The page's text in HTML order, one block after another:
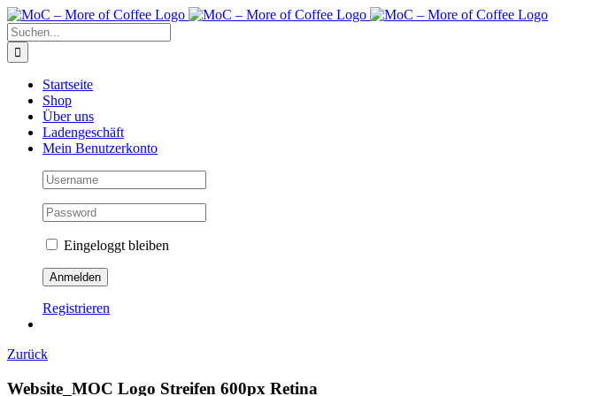
Zum
Inhalt
springen
Suche
nach:
Startseite
Shop
Über uns
Ladengeschäft
Mein Benutzerkonto
Eingeloggt bleiben
Registrieren
Zurück
Website_MOC Logo Streifen 600px Retina